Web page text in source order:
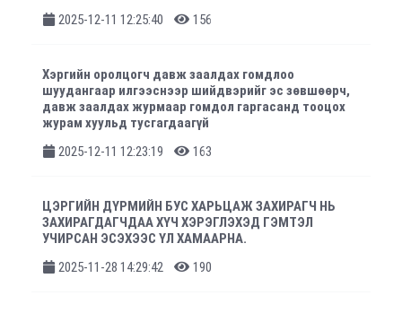
2025-12-11 12:25:40
156
Хэргийн оролцогч давж заалдах гомдлоо
шуудангаар илгээснээр шийдвэрийг эс зөвшөөрч,
давж заалдах журмаар гомдол гаргасанд тооцох
журам хуульд тусгагдаагүй
2025-12-11 12:23:19
163
ЦЭРГИЙН ДҮРМИЙН БУС ХАРЬЦАЖ ЗАХИРАГЧ НЬ
ЗАХИРАГДАГЧДАА ХҮЧ ХЭРЭГЛЭХЭД ГЭМТЭЛ
УЧИРСАН ЭСЭХЭЭС ҮЛ ХАМААРНА.
2025-11-28 14:29:42
190